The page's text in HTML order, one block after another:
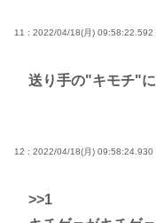
11 : 2022/04/18(月) 09:58:22.592
送り手の"キモチ"
12 : 2022/04/18(月) 09:58:24.930
>>1